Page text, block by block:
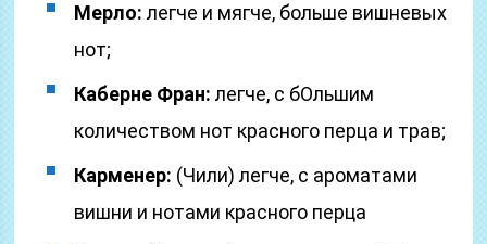
Мерло: легче и мягче, больше вишневых
нот;
Каберне Фран: легче, с бОльшим
количеством нот красного перца и трав;
Карменер: (Чили) легче, с ароматами
вишни и нотами красного перца